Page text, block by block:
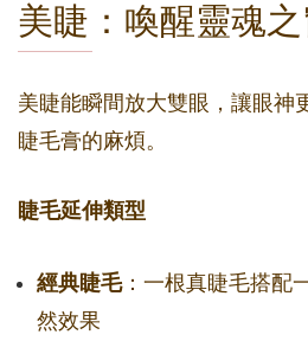
美睫：喚醒靈魂
美睫能瞬間放大雙眼，讓眼神
睫毛膏的麻煩。
睫毛延伸類型
經典睫毛：一根真睫毛搭配
然效果